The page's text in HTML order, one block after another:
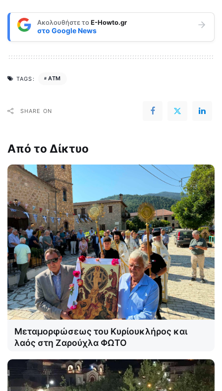
Ακολουθήστε τοE-Howto.gr
στο Google News
TAGS: ATM
SHARE ON
Από το Δίκτυο
Μεταμορφώσεως του Κυρίουκλήρος και
λαός στη Ζαρούχλα ΦΩΤΟ